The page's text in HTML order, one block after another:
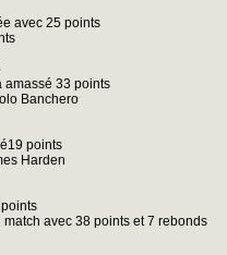
avec 25 points
amassé 33 points
Banchero
points
Harden
avec 38 points et 7 rebonds